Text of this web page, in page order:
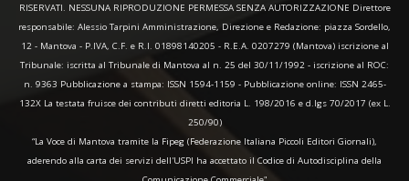
RISERVATI. NESSUNA RIPRODUZIONE PERMESSA SENZA AUTORIZZAZIONE Direttore
responsabile: Alessio Tarpini Amministrazione, Direzione e Redazione: piazza Sordello,
12 - Mantova - P.IVA, C.F. e R.I. 01898140205 - R.E.A. 0207279 (Mantova) iscrizione al
Tribunale: iscritta al Tribunale di Mantova al n. 25 del 30/11/1992 - iscrizione al ROC:
n. 9363 Pubblicazione a stampa: ISSN 1594-1159 - Pubblicazione online: ISSN 2465-
132X La testata fruisce dei contributi diretti editoria L. 198/2016 e d.lgs 70/2017 (ex L.
250/90)
“La Voce di Mantova tramite la Fipeg (Federazione Italiana Piccoli Editori Giornali),
aderendo alla carta dei servizi dell'USPI ha accettato il Codice di Autodisciplina della